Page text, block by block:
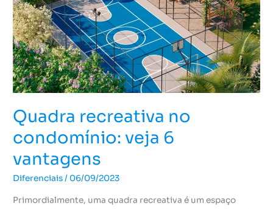
Quadra recreativa no
condomínio: veja 6
vantagens
Diferenciais/ 06/09/2023
Primordialmente, uma quadra recreativa é um espaço
6
vantagens